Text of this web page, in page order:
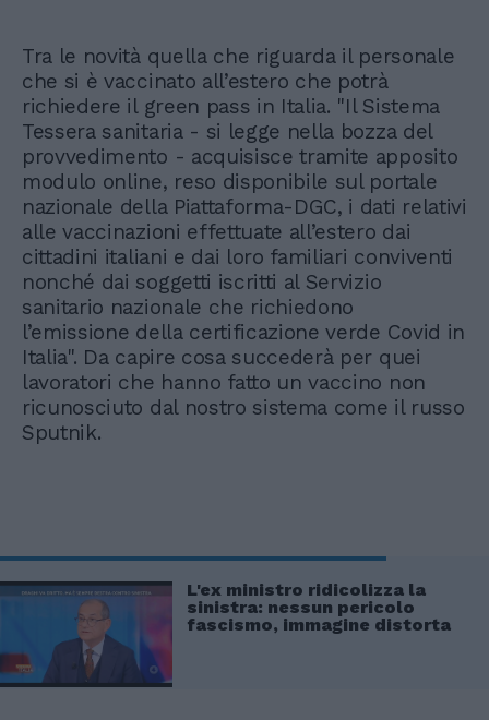
Tra le novità quella che riguarda il personale
che si è vaccinato all’estero che potrà
richiedere il green pass in Italia. "Il Sistema
Tessera sanitaria - si legge nella bozza del
provvedimento - acquisisce tramite apposito
modulo online, reso disponibile sul portale
nazionale della Piattaforma-DGC, i dati relativi
alle vaccinazioni effettuate all’estero dai
cittadini italiani e dai loro familiari conviventi
nonché dai soggetti iscritti al Servizio
sanitario nazionale che richiedono
l’emissione della certificazione verde Covid in
Italia". Da capire cosa succederà per quei
lavoratori che hanno fatto un vaccino non
ricunosciuto dal nostro sistema come il russo
Sputnik.
L'ex ministro ridicolizza la
sinistra: nessun pericolo
fascismo, immagine distorta